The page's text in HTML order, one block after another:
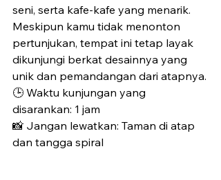
seni, serta kafe-kafe yang menarik.
Meskipun kamu tidak menonton
pertunjukan, tempat ini tetap layak
dikunjungi berkat desainnya yang
unik dan pemandangan dari atapnya.
🕒 Waktu kunjungan yang
disarankan: 1 jam
📸 Jangan lewatkan: Taman di atap
dan tangga spiral